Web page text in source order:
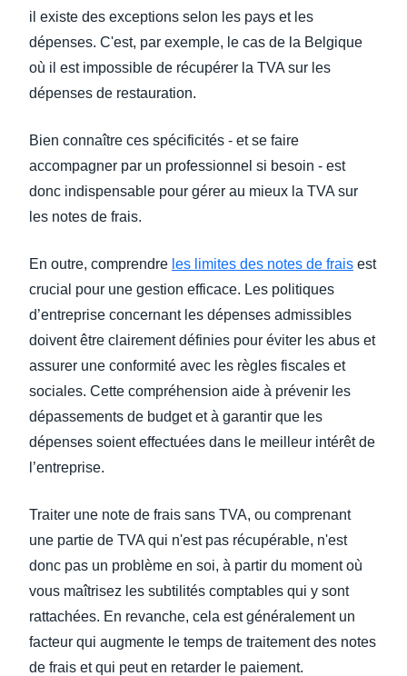
il existe des exceptions selon les pays et les
dépenses. C'est, par exemple, le cas de la Belgique
où il est impossible de récupérer la TVA sur les
dépenses de restauration.
Bien connaître ces spécificités - et se faire
accompagner par un professionnel si besoin - est
donc indispensable pour gérer au mieux la TVA sur
les notes de frais.
En outre, comprendre les limites des notes de frais est
crucial pour une gestion efficace. Les politiques
d’entreprise concernant les dépenses admissibles
doivent être clairement définies pour éviter les abus et
assurer une conformité avec les règles fiscales et
sociales. Cette compréhension aide à prévenir les
dépassements de budget et à garantir que les
dépenses soient effectuées dans le meilleur intérêt de
l’entreprise.
Traiter une note de frais sans TVA, ou comprenant
une partie de TVA qui n'est pas récupérable, n'est
donc pas un problème en soi, à partir du moment où
vous maîtrisez les subtilités comptables qui y sont
rattachées. En revanche, cela est généralement un
facteur qui augmente le temps de traitement des notes
de frais et qui peut en retarder le paiement.